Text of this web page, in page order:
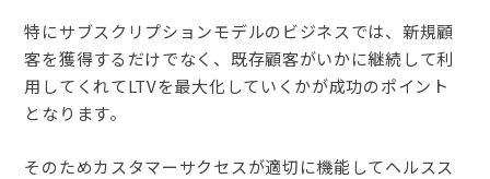
特にサブスクリプションモデルのビジネスでは、新規顧
客を獲得するだけでなく、既存顧客がいかに継続して利
用してくれてLTVを最大化していくかが成功のポイント
となります。
そのためカスタマーサクセスが適切に機能してヘルスス